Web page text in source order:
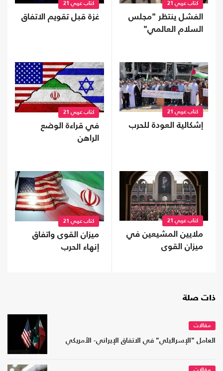
كتاب عربي 21
الفشل ينتظر "مجلس
السلام العالمي"
كتاب عربي 21
غزة قبل تقويم الاتفاق
كتاب عربي 21
إشكالية العودة للحرب
كتاب عربي 21
في قراءة الوضع
الراهن
كتاب عربي 21
ملايين المشيعين في
ميزان القوى
كتاب عربي 21
ميزان القوى واتفاق
إنهاء الحرب
ذات صلة
مقالات
العامل "الإسرائيلي" في الاتفاق الإيراني- الأمريكي